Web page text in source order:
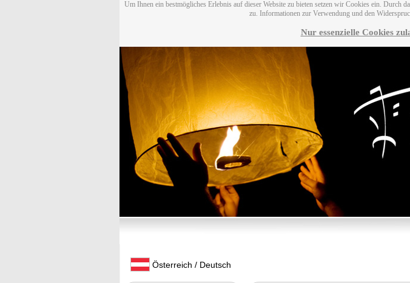
Um Ihnen ein bestmögliches Erlebnis auf dieser Website zu bieten setzen wir Cookies ein.
zu. Informationen zur Verwendung und den
Nur essenzielle Cookies
Österreich / Deutsch